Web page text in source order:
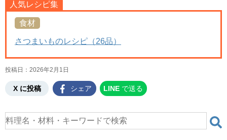
人気レシピ集
食材
さつまいものレシピ（26品）
投稿日： 2026年2月1日
X に投稿 シェア LINE で送る